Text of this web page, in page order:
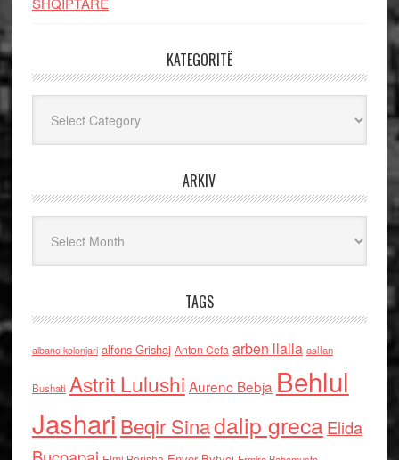
KATEGORITË
ARKIV
TAGS
albano kolonjari alfons Grishaj Anton Cefa arben llalla asllan
Bushati Astrit Lulushi Aurenc Bebja Behlul
Jashari Beqir Sinadalip grecaElida